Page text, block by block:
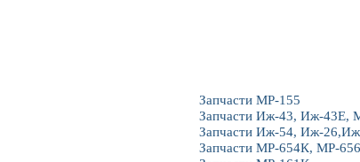
Запчасти МР-155
Запчасти Иж-43, Иж-43Е,
Запчасти Иж-54, Иж-
Запчасти МР-654К, МР-